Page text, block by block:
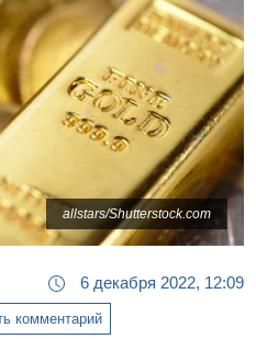
allstars/Shutterstock.com
6 декабря 2022, 12:09
комментарий